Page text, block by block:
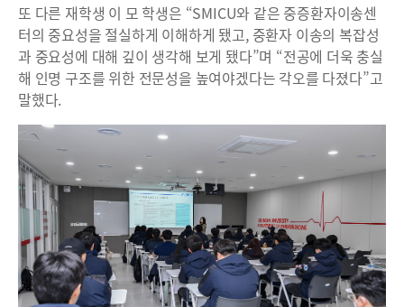
또 다른 재학생 이 모 학생은 “SMICU와 같은 중증환자이송센
터의 중요성을 절실하게 이해하게 됐고, 중환자 이송의 복잡성
과 중요성에 대해 깊이 생각해 보게 됐다”며 “전공에 더욱 충실
해 인명 구조를 위한 전문성을 높여야겠다는 각오를 다졌다”고
말했다.